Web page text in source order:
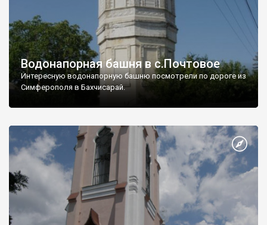
Водонапорная башня в с.Почтовое
Интересную водонапорную башню посмотрели по дороге из
Симферополя в Бахчисарай.